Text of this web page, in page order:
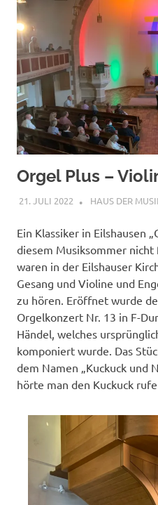
Orgel Plus –
21. JULI 2022 ANDREAS
HAUS DER
Ein Klassiker in Eilshausen
diesem Musiksommer
waren in der Eilshauser
Gesang und Violine und
zu hören. Eröffnet wurde
Orgelkonzert Nr. 13 in F-
Händel, welches
komponiert wurde. Das
dem Namen „Kuckuck und
hörte man den Kuckuck